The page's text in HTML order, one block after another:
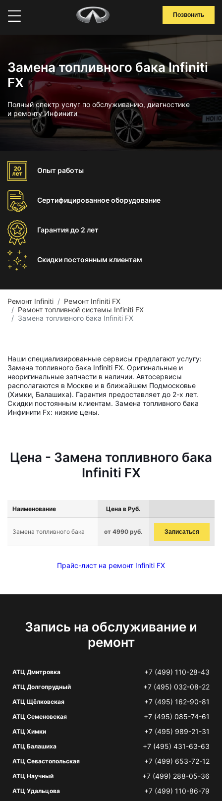
Позвонить
Замена топливного бака Infiniti
FX
Полный спектр услуг по обслуживанию, диагностике
и ремонту Инфинити
Опыт работы
Сертифицированноеоборудование
Гарантиядо 2 лет
Скидки постоянным клиентам
Ремонт Infiniti
Ремонт Infiniti FX
Ремонт топливной системы Infiniti FX
Замена топливного бака Infiniti FX
Наши специализированные сервисы предлагают услугу:
Замена топливного бака Infiniti FX. Оригинальные и
неоригинальные запчасти в наличии. Автосервисы
располагаются в Москве и в ближайшем Подмосковье
(Химки, Балашиха). Гарантия предоставляет до 2-х лет.
Скидки постоянным клиентам. Замена топливного бака
Инфинити Fx: низкие цены.
Цена - Замена топливного бака
Infiniti FX
Наименование Цена в Руб.
Замена топливного бака от 4990 руб. Записаться
Прайс-лист на ремонт Infiniti FX
Запись на обслуживание и
ремонт
АТЦ Дмитровка +7 (499) 110-28-43
АТЦ Долгопрудный +7 (495) 032-08-22
АТЦ Щёлковская +7 (495) 162-90-81
АТЦ Семеновская +7 (495) 085-74-61
АТЦ Химки +7 (495) 989-21-31
АТЦ Балашиха +7 (495) 431-63-63
АТЦ Севастопольская +7 (499) 653-72-12
АТЦ Научный +7 (499) 288-05-36
АТЦ Удальцова +7 (499) 110-86-79